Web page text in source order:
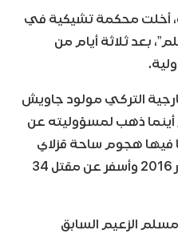
أخلت محكمة تشيكية في
بعد ثلاثة أيام من
التركي مولود جاويش
أينما ذهب لمسؤوليته عن
فيها هجوم ساحة قزلاي
بأنقرة الذي وقع في مارس/آذار 2016 وأسفر عن مقتل 34
الزعيم السابق